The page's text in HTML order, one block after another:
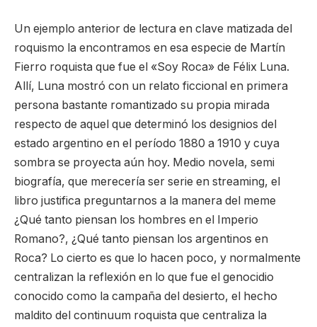
Un ejemplo anterior de lectura en clave matizada del
roquismo la encontramos en esa especie de Martín
Fierro roquista que fue el «Soy Roca» de Félix Luna.
Allí, Luna mostró con un relato ficcional en primera
persona bastante romantizado su propia mirada
respecto de aquel que determinó los designios del
estado argentino en el período 1880 a 1910 y cuya
sombra se proyecta aún hoy. Medio novela, semi
biografía, que merecería ser serie en streaming, el
libro justifica preguntarnos a la manera del meme
¿Qué tanto piensan los hombres en el Imperio
Romano?, ¿Qué tanto piensan los argentinos en
Roca? Lo cierto es que lo hacen poco, y normalmente
centralizan la reflexión en lo que fue el genocidio
conocido como la campaña del desierto, el hecho
maldito del continuum roquista que centraliza la